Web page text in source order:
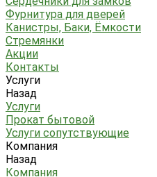
Фурнитура для дверей
Канистры, Баки, Ёмкости
Стремянки
Акции
Контакты
Услуги
Назад
Услуги
Прокат бытовой
Услуги сопутствующие
Компания
Назад
Компания